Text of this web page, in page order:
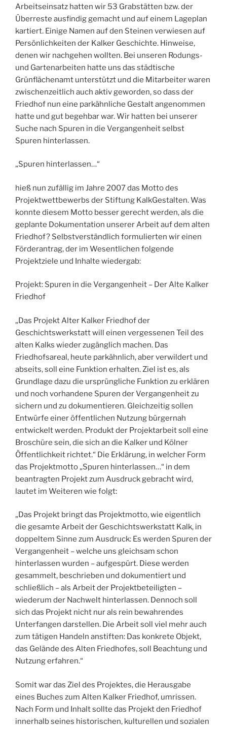
Arbeitseinsatz hatten wir 53 Grabstätten bzw. der
Überreste ausfindig gemacht und auf einem Lageplan
kartiert. Einige Namen auf den Steinen verwiesen auf
Persönlichkeiten der Kalker Geschichte. Hinweise,
denen wir nachgehen wollten. Bei unseren Rodungs-
und Gartenarbeiten hatte uns das städtische
Grünflächenamt unterstützt und die Mitarbeiter waren
zwischenzeitlich auch aktiv geworden, so dass der
Friedhof nun eine parkähnliche Gestalt angenommen
hatte und gut begehbar war. Wir hatten bei unserer
Suche nach Spuren in die Vergangenheit selbst
Spuren hinterlassen.
„Spuren hinterlassen…“
hieß nun zufällig im Jahre 2007 das Motto des
Projektwettbewerbs der Stiftung KalkGestalten. Was
konnte diesem Motto besser gerecht werden, als die
geplante Dokumentation unserer Arbeit auf dem alten
Friedhof? Selbstverständlich formulierten wir einen
Förderantrag, der im Wesentlichen folgende
Projektziele und Inhalte wiedergab:
Projekt: Spuren in die Vergangenheit – Der Alte Kalker
Friedhof
„Das Projekt Alter Kalker Friedhof der
Geschichtswerkstatt will einen vergessenen Teil des
alten Kalks wieder zugänglich machen. Das
Friedhofsareal, heute parkähnlich, aber verwildert und
abseits, soll eine Funktion erhalten. Ziel ist es, als
Grundlage dazu die ursprüngliche Funktion zu erklären
und noch vorhandene Spuren der Vergangenheit zu
sichern und zu dokumentieren. Gleichzeitig sollen
Entwürfe einer öffentlichen Nutzung bürgernah
entwickelt werden. Produkt der Projektarbeit soll eine
Broschüre sein, die sich an die Kalker und Kölner
Öffentlichkeit richtet.“ Die Erklärung, in welcher Form
das Projektmotto „Spuren hinterlassen…“ in dem
beantragten Projekt zum Ausdruck gebracht wird,
lautet im Weiteren wie folgt:
„Das Projekt bringt das Projektmotto, wie eigentlich
die gesamte Arbeit der Geschichtswerkstatt Kalk, in
doppeltem Sinne zum Ausdruck: Es werden Spuren der
Vergangenheit – welche uns gleichsam schon
hinterlassen wurden – aufgespürt. Diese werden
gesammelt, beschrieben und dokumentiert und
schließlich – als Arbeit der Projektbeteiligten –
wiederum der Nachwelt hinterlassen. Dennoch soll
sich das Projekt nicht nur als rein bewahrendes
Unterfangen darstellen. Die Arbeit soll viel mehr auch
zum tätigen Handeln anstiften: Das konkrete Objekt,
das Gelände des Alten Friedhofes, soll Beachtung und
Nutzung erfahren.“
Somit war das Ziel des Projektes, die Herausgabe
eines Buches zum Alten Kalker Friedhof, umrissen.
Nach Form und Inhalt sollte das Projekt den Friedhof
innerhalb seines historischen, kulturellen und sozialen